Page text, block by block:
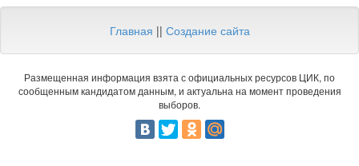
Главная || Создание сайта
Размещенная информация взята с официальных ресурсов ЦИК, по
сообщенным кандидатом данным, и актуальна на момент проведения
выборов.